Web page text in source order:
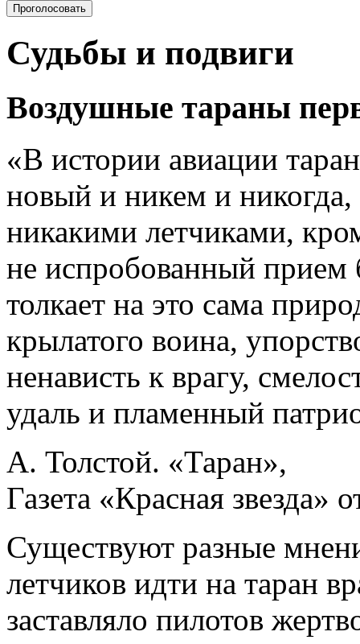
Проголосовать
Судьбы и подвиги
Воздушные тараны
«В истории авиации
новый и никем и никогда,
никакими летчиками,
не испробованный
толкает на это сама
крылатого воина,
ненависть к врагу,
удаль и пламенный
А. Толстой. «Таран»,
Газета «Красная звезда»
Существуют разные
летчиков идти на таран
заставляло пилотов